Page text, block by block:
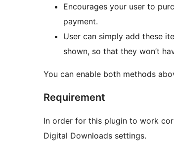
Encourages your user to
payment.
User can simply add these
shown, so that they won’t
You can enable both methods
Requirement
In order for this plugin to work
Digital Downloads settings.